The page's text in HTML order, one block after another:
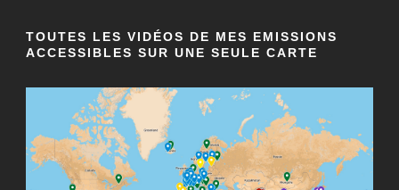
TOUTES LES VIDÉOS DE MES EMISSIONS
ACCESSIBLES SUR UNE SEULE CARTE